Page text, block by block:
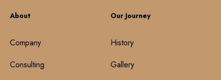
About
Company
Consulting
Our Journey
History
Gallery